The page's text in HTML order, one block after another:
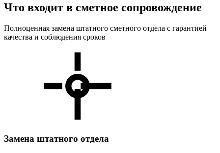
Что входит в сметное сопровождение
Полноценная замена штатного сметного отдела с гарантией
качества и соблюдения сроков
Замена штатного отдела